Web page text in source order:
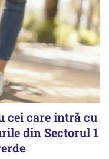
cei care intră cu
din Sectorul 1